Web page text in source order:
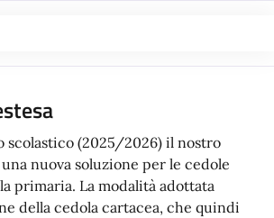
scolastico (2025/2026) il nostro
nuova soluzione per le cedole
primaria. La modalità adottata
della cedola cartacea, che quindi